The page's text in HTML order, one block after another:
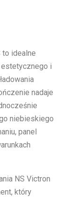
to idealne
i
nadaje
niebieskiego
panel
NS Victron
który